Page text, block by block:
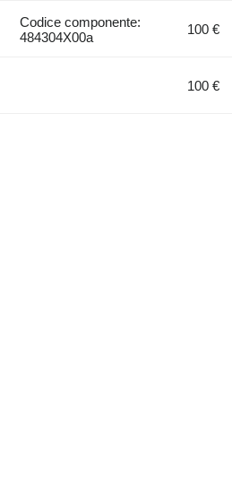
Codice componente:
484304X00a
100 €
100 €